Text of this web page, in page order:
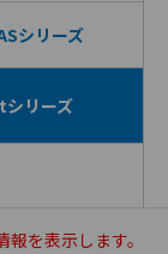
シリーズ
リーズ
を表示します。